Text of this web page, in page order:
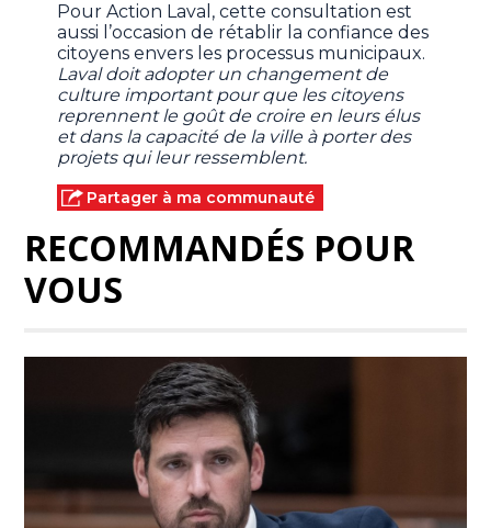
Pour Action Laval, cette consultation est
aussi l’occasion de rétablir la confiance des
citoyens envers les processus municipaux.
Laval doit adopter un changement de
culture important pour que les citoyens
reprennent le goût de croire en leurs élus
et dans la capacité de la ville à porter des
projets qui leur ressemblent.
Partager à ma communauté
RECOMMANDÉS POUR
VOUS